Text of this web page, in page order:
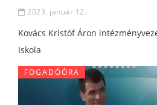
2023. január 12.
Kovács Kristóf Áron
Iskola
FOGADÓÓRA